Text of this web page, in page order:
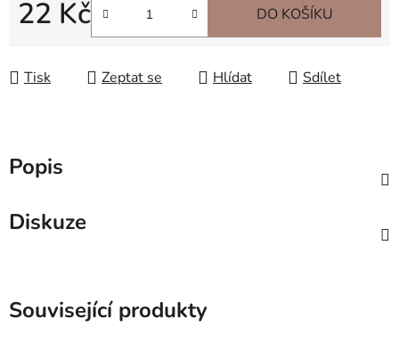
22 Kč
Měrná cena:
DO KOŠÍKU
Tisk Zeptat se Hlídat Sdílet
Popis
Diskuze
Související produkty